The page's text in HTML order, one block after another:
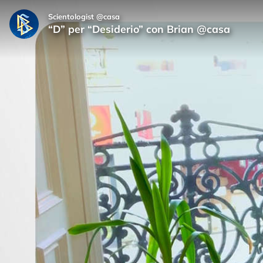
Scientologist @casa
“D” per “Desiderio” con Brian @casa